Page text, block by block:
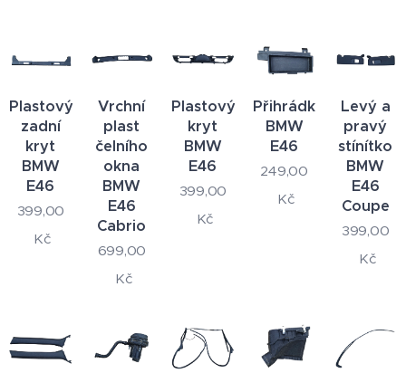
Plastový
zadní
kryt
BMW
E46
399,00
Kč
Vrchní
plast
čelního
okna
BMW
E46
Cabrio
699,00
Kč
Plastový
kryt
BMW
E46
399,00
Kč
Přihrádka
BMW
E46
249,00
Kč
Levý a
pravý
stínítko
BMW
E46
Coupe
399,00
Kč